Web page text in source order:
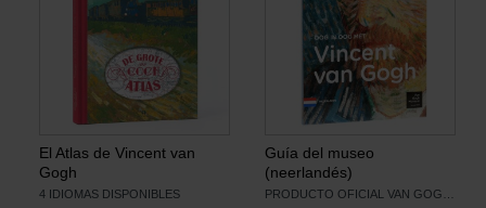
El Atlas de Vincent van
Gogh
4 IDIOMAS DISPONIBLES
Guía del museo
(neerlandés)
PRODUCTO OFICIAL VAN GOGH MUSEUM